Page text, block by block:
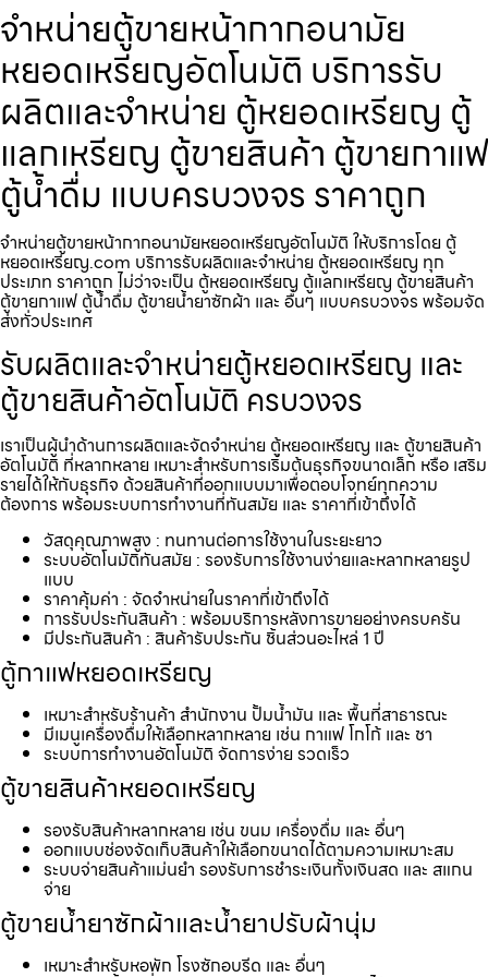
จำหน่ายตู้ขายหน้ากากอนามัย
หยอดเหรียญ​​​อัตโนมัติ บริการรับ
ผลิตและจำหน่าย ตู้หยอดเหรียญ ตู้
แลกเหรียญ ตู้ขายสินค้า ตู้ขายกาแฟ
ตู้น้ำดื่ม แบบครบวงจร ราคาถูก
จำหน่ายตู้ขายหน้ากากอนามัยหยอดเหรียญ​​​อัตโนมัติ ให้บริการโดย ตู้
หยอดเหรียญ.com บริการรับผลิตและจำหน่าย ตู้หยอดเหรียญ ทุก
ประเภท ราคาถูก ไม่ว่าจะเป็น ตู้หยอดเหรียญ ตู้แลกเหรียญ ตู้ขายสินค้า
ตู้ขายกาแฟ ตู้น้ำดื่ม ตู้ขายน้ำยาซักผ้า และ อื่นๆ แบบครบวงจร พร้อมจัด
ส่งทั่วประเทศ
รับผลิตและจำหน่ายตู้หยอดเหรียญ และ
ตู้ขายสินค้าอัตโนมัติ ครบวงจร
เราเป็นผู้นำด้านการผลิตและจัดจำหน่าย ตู้หยอดเหรียญ และ ตู้ขายสินค้า
อัตโนมัติ ที่หลากหลาย เหมาะสำหรับการเริ่มต้นธุรกิจขนาดเล็ก หรือ เสริม
รายได้ให้กับธุรกิจ ด้วยสินค้าที่ออกแบบมาเพื่อตอบโจทย์ทุกความ
ต้องการ พร้อมระบบการทำงานที่ทันสมัย และ ราคาที่เข้าถึงได้
วัสดุคุณภาพสูง : ทนทานต่อการใช้งานในระยะยาว
ระบบอัตโนมัติทันสมัย : รองรับการใช้งานง่ายและหลากหลายรูป
แบบ
ราคาคุ้มค่า : จัดจำหน่ายในราคาที่เข้าถึงได้
การรับประกันสินค้า : พร้อมบริการหลังการขายอย่างครบครัน
มีประกันสินค้า : สินค้ารับประกัน ชิ้นส่วนอะไหล่ 1 ปี
ตู้กาแฟหยอดเหรียญ
เหมาะสำหรับร้านค้า สำนักงาน ปั้มน้ำมัน และ พื้นที่สาธารณะ
มีเมนูเครื่องดื่มให้เลือกหลากหลาย เช่น กาแฟ โกโก้ และ ชา
ระบบการทำงานอัตโนมัติ จัดการง่าย รวดเร็ว
ตู้ขายสินค้าหยอดเหรียญ
รองรับสินค้าหลากหลาย เช่น ขนม เครื่องดื่ม และ อื่นๆ
ออกแบบช่องจัดเก็บสินค้าให้เลือกขนาดได้ตามความเหมาะสม
ระบบจ่ายสินค้าแม่นยำ รองรับการชำระเงินทั้งเงินสด และ สแกน
จ่าย
ตู้ขายน้ำยาซักผ้าและน้ำยาปรับผ้านุ่ม
เหมาะสำหรับหอพัก โรงซักอบรีด และ อื่นๆ